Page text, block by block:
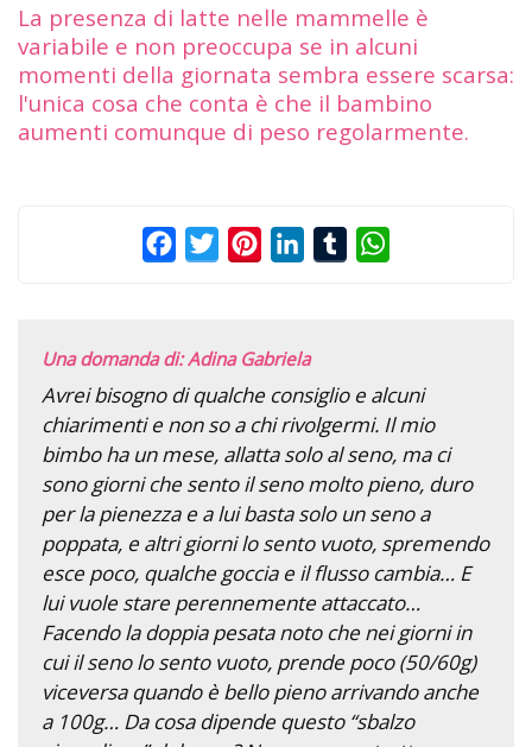
La presenza di latte nelle mammelle è
variabile e non preoccupa se in alcuni
momenti della giornata sembra essere scarsa:
l'unica cosa che conta è che il bambino
aumenti comunque di peso regolarmente.
FacebookTwitterPinterestLinkedInTumblr
Una domanda di: Adina Gabriela
Avrei bisogno di qualche consiglio e alcuni
chiarimenti e non so a chi rivolgermi. Il mio
bimbo ha un mese, allatta solo al seno, ma ci
sono giorni che sento il seno molto pieno, duro
per la pienezza e a lui basta solo un seno a
poppata, e altri giorni lo sento vuoto, spremendo
esce poco, qualche goccia e il flusso cambia… E
lui vuole stare perennemente attaccato…
Facendo la doppia pesata noto che nei giorni in
cui il seno lo sento vuoto, prende poco (50/60g)
viceversa quando è bello pieno arrivando anche
a 100g… Da cosa dipende questo “sbalzo